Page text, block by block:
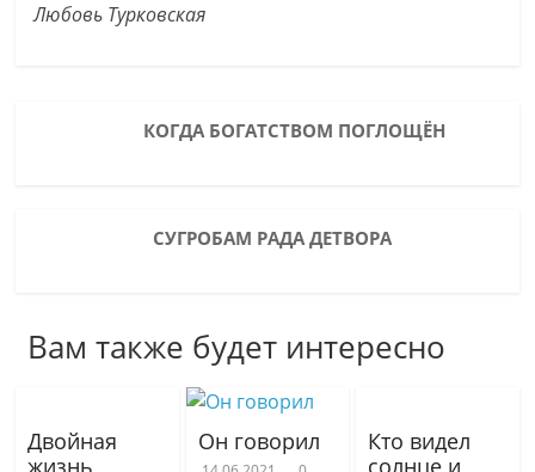
Любовь Турковская
КОГДА БОГАТСТВОМ ПОГЛОЩЁН
СУГРОБАМ РАДА ДЕТВОРА
Вам также будет интересно
Двойная
жизнь,
Он говорил
Кто видел
солнце и